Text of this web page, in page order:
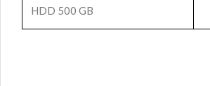
HDD 500 GB